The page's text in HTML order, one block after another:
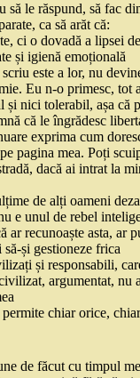
să le răspund, să fac
ca să arăt că:
ci o dovadă a lipsei de
și igienă emoțională
este a lor, nu
Eu n-o primesc, tot
și nici tolerabil, așa că
că le îngrădesc
exprima cum
pagina mea. Poți
dacă ai intrat la
de alți oameni
e unul de rebel
ar recunoaște asta, ar
și gestioneze frica
și responsabili,
argumentat, nu
chiar orice,
de făcut cu timpul